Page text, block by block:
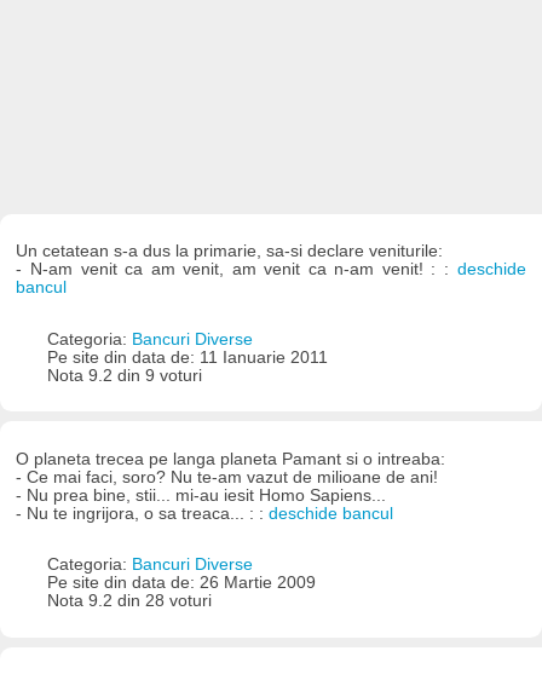
Un cetatean s-a dus la primarie, sa-si declare veniturile:
- N-am venit ca am venit, am venit ca n-am venit! : : deschide
bancul
Categoria: Bancuri Diverse
Pe site din data de: 11 Ianuarie 2011
Nota 9.2 din 9 voturi
O planeta trecea pe langa planeta Pamant si o intreaba:
- Ce mai faci, soro? Nu te-am vazut de milioane de ani!
- Nu prea bine, stii... mi-au iesit Homo Sapiens...
- Nu te ingrijora, o sa treaca... : :deschide bancul
Categoria: Bancuri Diverse
Pe site din data de: 26 Martie 2009
Nota 9.2 din 28 voturi